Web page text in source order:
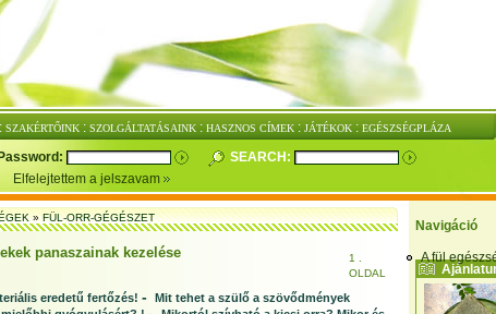
: SZAKÉRTŐINK : SZOLGÁLTATÁSAINK : HASZNOS CÍMEK : JÁTÉKOK : EGÉSZSÉGPLÁZA
Password:
SEARCH:
Elfelejtettem a jelszavam
Navigáció
A fül
»FÜL-ORR-GÉGÉSZET
panaszainak kezelése
1 .
OLDAL
eredetű fertőzés! - Mit tehet a szülő a szövődmények